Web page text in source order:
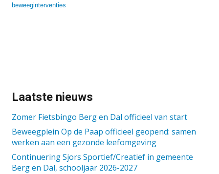
beweeginterventies
Laatste nieuws
Zomer Fietsbingo Berg en Dal officieel van start
Beweegplein Op de Paap officieel geopend: samen
werken aan een gezonde leefomgeving
Continuering Sjors Sportief/Creatief in gemeente
Berg en Dal, schooljaar 2026-2027